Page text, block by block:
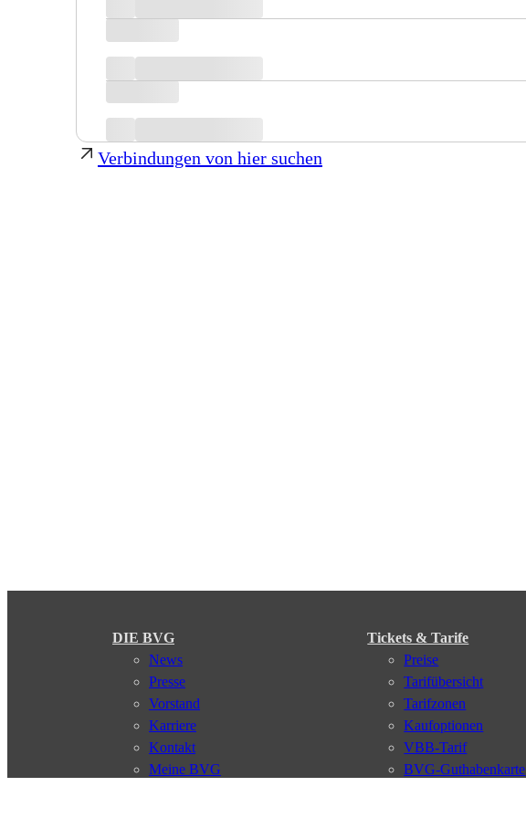
Verbindungen von hier suchen
DIE BVG
News
Presse
Vorstand
Karriere
Kontakt
Meine BVG
Tickets & Tarife
Preise
Tarifübersicht
Tarifzonen
Kaufoptionen
VBB-Tarif
BVG-Guthabenkarte